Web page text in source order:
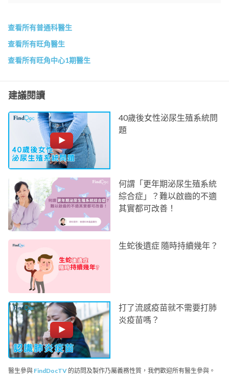
查看所有普通科醫生
查看所有旺角醫生
查看所有旺角中心1期醫生
建議閱讀
40歲後女性泌尿生殖系統問
題
何謂「更年期泌尿生殖系統
綜合症」？難以啟齒的不適
其實都可改善！
生蛇後遺症 隨時持續幾年？
打了流感疫苗就不需要打肺
炎疫苗嗎？
醫生參與 FindDocTV 的訪問及製作乃屬義務性質，我們歡迎所有醫生參與。